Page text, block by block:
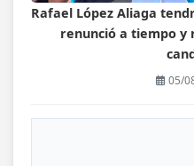
Rafael López Aliaga
renunció a tiempo y
05/